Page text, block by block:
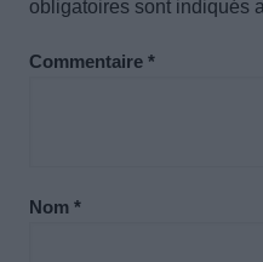
obligatoires sont indiqués
Commentaire *
Nom *